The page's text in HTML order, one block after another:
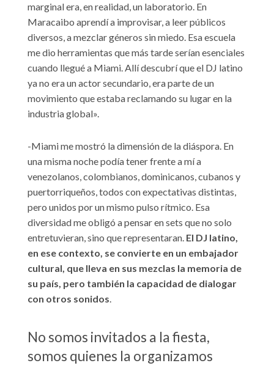
marginal era, en realidad, un laboratorio. En
Maracaibo aprendí a improvisar, a leer públicos
diversos, a mezclar géneros sin miedo. Esa escuela
me dio herramientas que más tarde serían esenciales
cuando llegué a Miami. Allí descubrí que el DJ latino
ya no era un actor secundario, era parte de un
movimiento que estaba reclamando su lugar en la
industria global».
-Miami me mostró la dimensión de la diáspora. En
una misma noche podía tener frente a mí a
venezolanos, colombianos, dominicanos, cubanos y
puertorriqueños, todos con expectativas distintas,
pero unidos por un mismo pulso rítmico. Esa
diversidad me obligó a pensar en sets que no solo
entretuvieran, sino que representaran. El DJ latino,
en ese contexto, se convierte en un embajador
cultural, que lleva en sus mezclas la memoria de
su país, pero también la capacidad de dialogar
con otros sonidos.
No somos invitados a la fiesta,
somos quienes la organizamos